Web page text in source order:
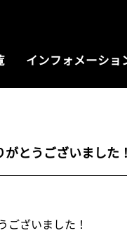
インフォメーショ
とうございました！
ざいました！